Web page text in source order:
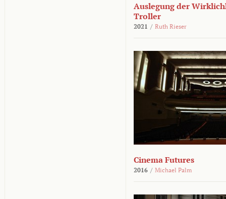
Auslegung der
Troller
2021 / Ruth Rieser
Cinema Futures
2016 / Michael Palm